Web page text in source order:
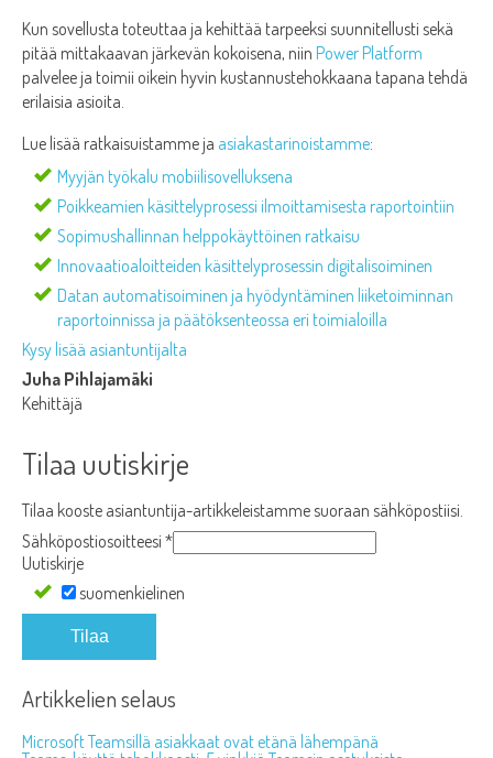
Kun sovellusta toteuttaa ja kehittää tarpeeksi suunnitellusti sekä
pitää mittakaavan järkevän kokoisena, niin Power Platform
palvelee ja toimii oikein hyvin kustannustehokkaana tapana tehdä
erilaisia asioita.
Lue lisää ratkaisuistamme ja asiakastarinoistamme:
Myyjän työkalu mobiilisovelluksena
Poikkeamien käsittelyprosessi ilmoittamisesta raportointiin
Sopimushallinnan helppokäyttöinen ratkaisu
Innovaatioaloitteiden käsittelyprosessin digitalisoiminen
Datan automatisoiminen ja hyödyntäminen liiketoiminnan
raportoinnissa ja päätöksenteossa eri toimialoilla
Kysy lisää asiantuntijalta
Juha Pihlajamäki
Kehittäjä
Tilaa uutiskirje
Tilaa kooste asiantuntija-artikkeleistamme suoraan sähköpostiisi.
Sähköpostiosoitteesi *
Uutiskirje
suomenkielinen
Tilaa
Artikkelien selaus
Microsoft Teamsillä asiakkaat ovat etänä lähempänä